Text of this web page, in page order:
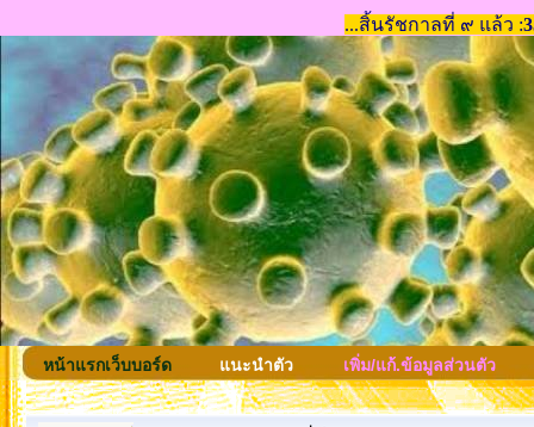
หน้าแรกเว็บบอร์ด แนะนำตัว เพิ่ม/แก้.ข้อมูลส่วนตัว